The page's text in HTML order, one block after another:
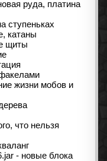
руда, платина
ступеньках
катаны
щиты
жизни мобов и
что нельзя
- новые блока